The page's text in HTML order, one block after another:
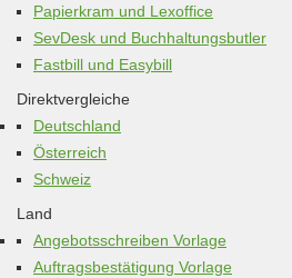
Papierkram und Lexoffice
SevDesk und Buchhaltungsbutler
Fastbill und Easybill
Direktvergleiche
Deutschland
Österreich
Schweiz
Land
Angebotsschreiben Vorlage
Auftragsbestätigung Vorlage